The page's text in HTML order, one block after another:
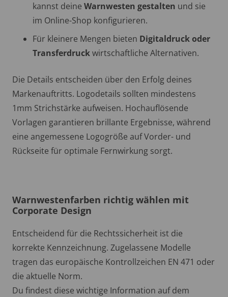
kannst deine Warnwesten gestalten und sie
im Online-Shop konfigurieren.
Für kleinere Mengen bieten Digitaldruck oder
Transferdruckwirtschaftliche Alternativen.
Die Details entscheiden über den Erfolg deines
Markenauftritts. Logodetails sollten mindestens
1mm Strichstärke aufweisen. Hochauflösende
Vorlagen garantieren brillante Ergebnisse, während
eine angemessene Logogröße auf Vorder- und
Rückseite für optimale Fernwirkung sorgt.
Warnwestenfarben richtig wählen mit
Corporate Design
Entscheidend für die Rechtssicherheit ist die
korrekte Kennzeichnung. Zugelassene Modelle
tragen das europäische Kontrollzeichen EN 471 oder
die aktuelle Norm.
Du findest diese wichtige Information auf dem